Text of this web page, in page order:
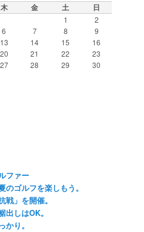
木 金 土 日
1
2
6 7 8
9
13 14 15
16
20 21 22
23
27 28 29
30
ファー
ゴルフを楽しもう。
戦」を開催。
しはOK。
り。